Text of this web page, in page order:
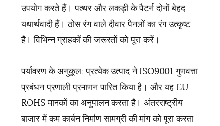
उपयोग करते हैं। पत्थर और लकड़ी के पैटर्न दोनों बेहद
यथार्थवादी हैं। ठोस रंग वाले दीवार पैनलों का रंग उत्कृष्ट
है। विभिन्न ग्राहकों की जरूरतों को पूरा करें।
पर्यावरण के अनुकूल: प्रत्येक उत्पाद ने ISO9001 गुणवत्ता
प्रबंधन प्रणाली प्रमाणन पारित किया है। और यह EU
ROHS मानकों का अनुपालन करता है। अंतरराष्ट्रीय
बाजार में कम कार्बन निर्माण सामग्री की मांग को पूरा करता